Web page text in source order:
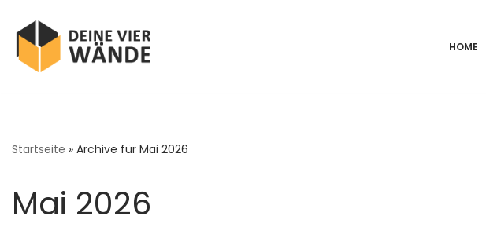
Zum
Inhalt
HOME
Startseite » Archive für Mai 2026
Mai 2026